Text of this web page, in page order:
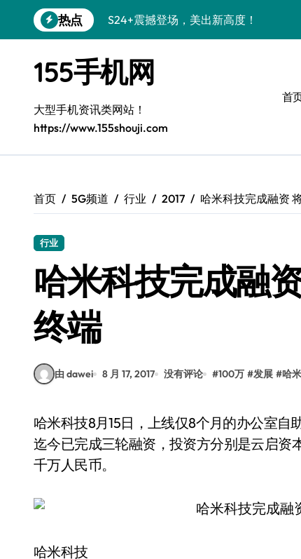
到
热点
S24+震撼登场，美出新高度！
Galaxy A56 5G登场，时尚与性能双巅峰
Galaxy Z Flip6：折叠时尚，尽显潮流新
三星Galaxy S26发布：个性美化全攻略
Galaxy S25美颜秘籍：个性定制炫酷玩
Galaxy C55 5G登场，演绎三星美学新
S25 Ultra颜值炸裂！定制主题引领潮
155手机网
大型手机资讯类网站！
https://www.155shouji.com
首
首页 5G频道 行业 2017 哈米科技完成融资
行业
哈米科技完成融
终端
由 dawei 8 月 17, 2017 没有评论 #100万 #发展 #哈米
哈米科技8月15日，上线仅8个月的办公室自助零售创业企业哈米科技宣布，自2017年4月开始，
迄今已完成三轮融资，投资方分别是云启资
千万人民币。
哈米科技